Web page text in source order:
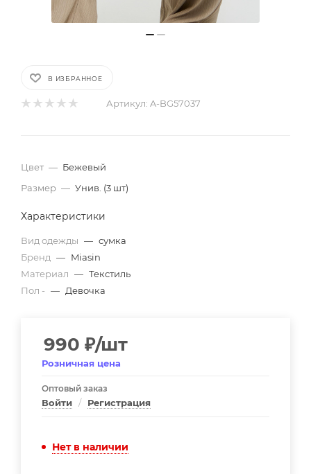
В ИЗБРАННОЕ
Артикул: A-BG57037
Цвет — Бежевый
Размер — Унив. (3 шт)
Характеристики
Вид одежды — сумка
Бренд — Miasin
Материал — Текстиль
Пол - — Девочка
990 ₽/шт
Розничная цена
Оптовый заказ
Войти / Регистрация
Нет в наличии